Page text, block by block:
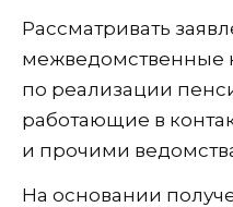
Рассматривать
межведомственные
по реализации
работающие в
и прочими
На основании